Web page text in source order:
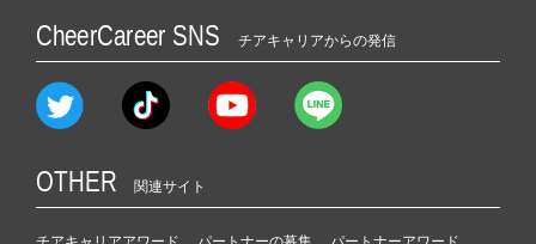
CheerCareer SNS チアキャリアからの発信
OTHER 関連サイト